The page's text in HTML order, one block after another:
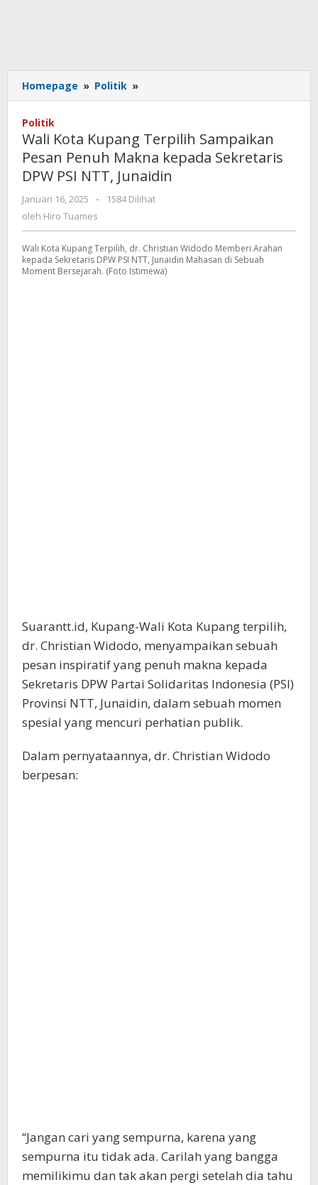
Homepage » Politik »
Kota
Sampaikan
Pesan
Penuh
kepada
DPW
PSI
NTT,
Junaidin
Politik
Wali Kota Kupang Terpilih Sampaikan
Pesan Penuh Makna kepada Sekretaris
DPW PSI NTT, Junaidin
Januari 16, 2025
oleh
-
1584 Dilihat
oleh Hiro Tuames
Wali Kota Kupang Terpilih, dr. Christian Widodo Memberi Arahan
kepada Sekretaris DPW PSI NTT, Junaidin Mahasan di Sebuah
Moment Bersejarah. (Foto Istimewa)
Suarantt.id, Kupang-Wali Kota Kupang terpilih,
dr. Christian Widodo, menyampaikan sebuah
pesan inspiratif yang penuh makna kepada
Sekretaris DPW Partai Solidaritas Indonesia (PSI)
Provinsi NTT, Junaidin, dalam sebuah momen
spesial yang mencuri perhatian publik.
Dalam pernyataannya, dr. Christian Widodo
berpesan:
“Jangan cari yang sempurna, karena yang
sempurna itu tidak ada. Carilah yang bangga
memilikimu dan tak akan pergi setelah dia tahu